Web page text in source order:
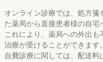
オンライン診療では、処方
た薬局から直接患者様の自宅
これにより、薬局への外出
治療が受けることができます。
自費診療に関しては、配送